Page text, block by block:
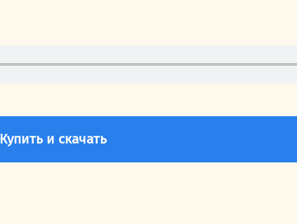
Купить и скачать